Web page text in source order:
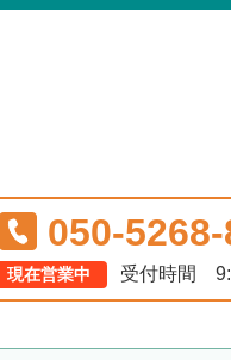
050-
現在営業中 受付時間